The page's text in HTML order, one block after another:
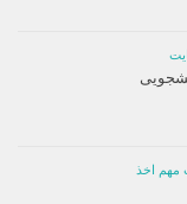
مهم اخذ